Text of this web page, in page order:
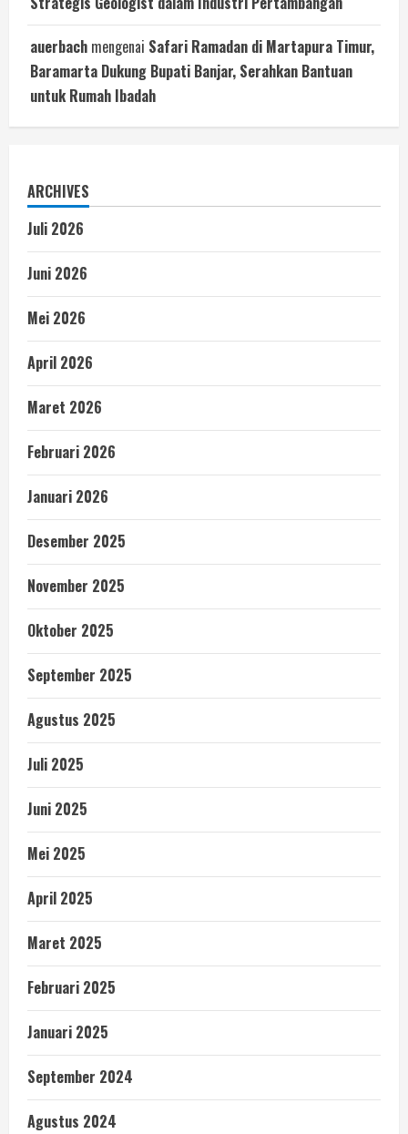
auerbach mengenai Safari Ramadan di Martapura Timur,
Baramarta Dukung Bupati Banjar, Serahkan Bantuan
untuk Rumah Ibadah
ARCHIVES
Juli 2026
Juni 2026
Mei 2026
April 2026
Maret 2026
Februari 2026
Januari 2026
Desember 2025
November 2025
Oktober 2025
September 2025
Agustus 2025
Juli 2025
Juni 2025
Mei 2025
April 2025
Maret 2025
Februari 2025
Januari 2025
September 2024
Agustus 2024